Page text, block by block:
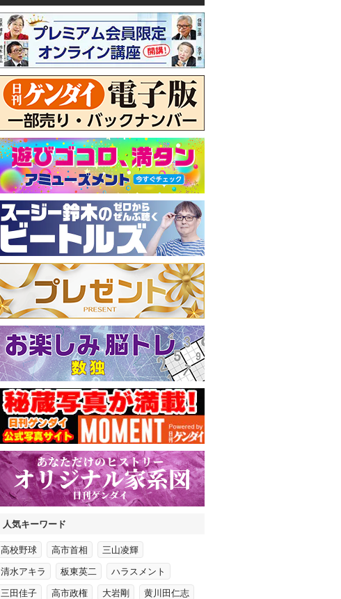
人気キーワード
高校野球 高市首相 三山凌輝
清水アキラ 板東英二 ハラスメント
三田佳子 高市政権 大岩剛 黄川田仁志